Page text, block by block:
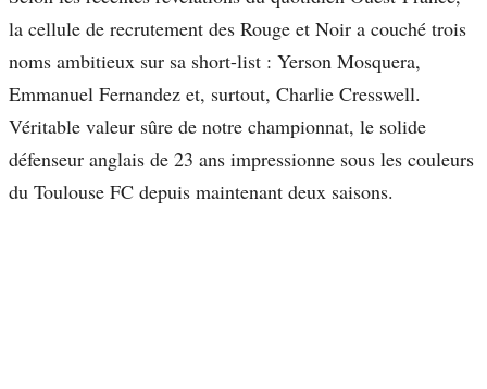
la cellule de recrutement des Rouge et Noir a couché trois
noms ambitieux sur sa short-list : Yerson Mosquera,
Emmanuel Fernandez et, surtout, Charlie Cresswell.
Véritable valeur sûre de notre championnat, le solide
défenseur anglais de 23 ans impressionne sous les couleurs
du Toulouse FC depuis maintenant deux saisons.